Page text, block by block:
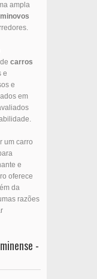
ampla
carros
e
e
em
um carro
e
oferece
da
razões
-